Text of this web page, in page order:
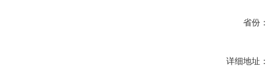
省份：
详细地址：